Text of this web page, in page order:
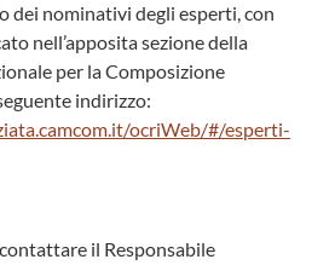
dei nominativi degli esperti, con
nell’apposita sezione della
per la Composizione
indirizzo:
ocriWeb/#/esperti-
il Responsabile